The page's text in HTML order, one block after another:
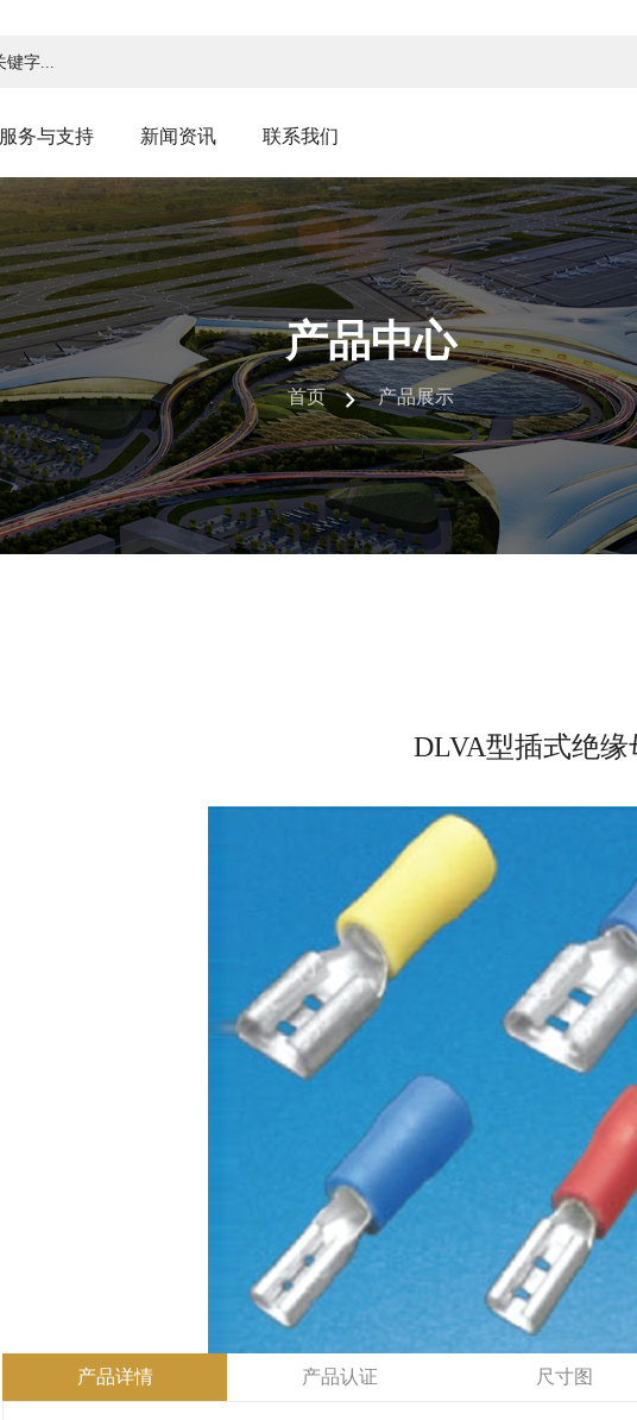
服务与支持 新闻资讯 联系我们
产品中心
首页 产品展示
DLVA型插式绝缘
产品详情 产品认证 尺寸图